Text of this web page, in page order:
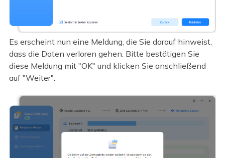
Es erscheint nun eine Meldung, die Sie darauf hinweist,
dass die Daten verloren gehen. Bitte bestätigen Sie
diese Meldung mit "OK" und klicken Sie anschließend
auf "Weiter".